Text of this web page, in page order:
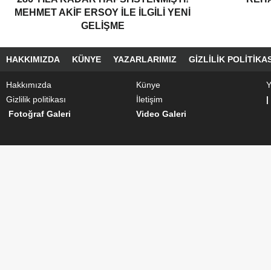
MEHMET AKIF ERSOY ILE ILGILI YENI
GELIŞME
HAKKIMIZDA KÜNYE YAZARLARIMIZ GIZLILIK
Hakkımızda Künye
Gizlilik politikası
İletişim
|
Fotoğraf Galeri
Video Galeri